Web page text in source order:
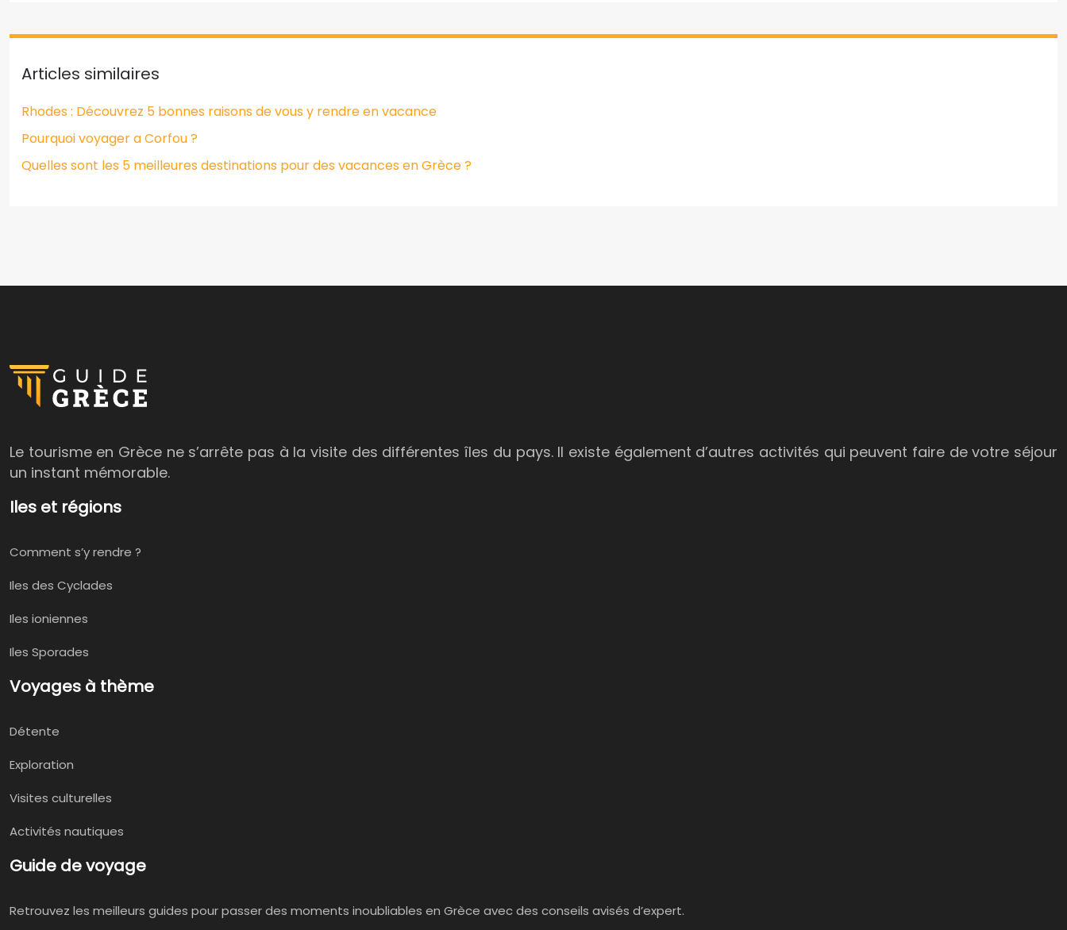
Articles similaires
Rhodes : Découvrez 5 bonnes raisons de vous y rendre en vacance
Pourquoi voyager a Corfou ?
Quelles sont les 5 meilleures destinations pour des vacances en Grèce ?
Le tourisme en Grèce ne s’arrête pas à la visite des différentes îles du pays. Il existe également d’autres activités qui peuvent faire de votre séjour
un instant mémorable.
Iles et régions
Comment s’y rendre ?
Iles des Cyclades
Iles ioniennes
Iles Sporades
Voyages à thème
Détente
Exploration
Visites culturelles
Activités nautiques
Guide de voyage
Retrouvez les meilleurs guides pour passer des moments inoubliables en Grèce avec des conseils avisés d’expert.